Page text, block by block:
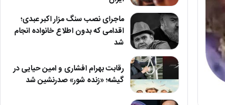
ماجرای نصب سنگ مزار اکبر عبدی؛
اقدامی که بدون اطلاع خانواده انجام
شد
رقابت بهرام افشاری و امین حیایی در
گیشه؛ «زنده شور» صدرنشین شد